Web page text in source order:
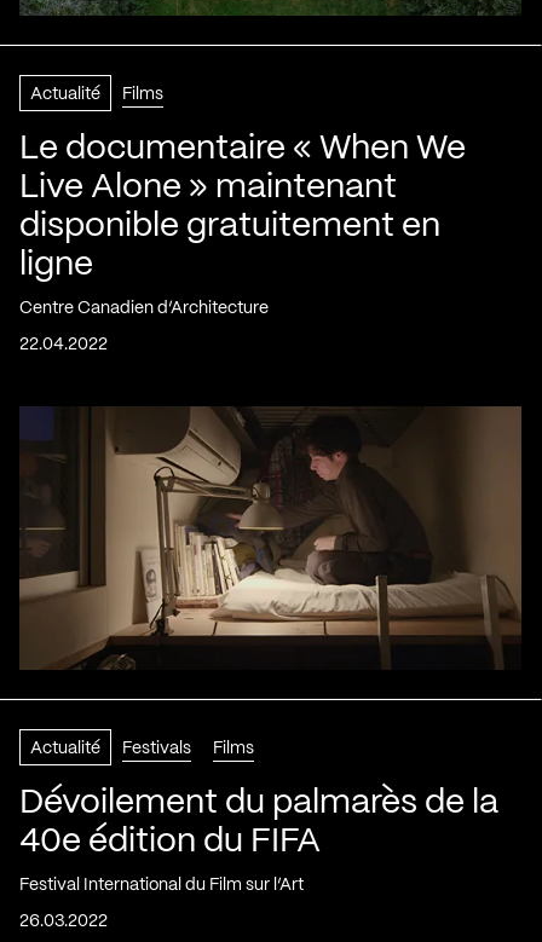
Actualité Films
Le documentaire « When We
Live Alone » maintenant
disponible gratuitement en
ligne
Centre Canadien d’Architecture
22.04.2022
Actualité Festivals Films
Dévoilement du palmarès de la
40e édition du FIFA
Festival International du Film sur l’Art
26.03.2022